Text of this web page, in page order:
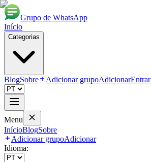
Grupo de WhatsApp
Início
Categorias
BlogSobre Adicionar grupoAdicionarEntrar
Menu
InícioBlogSobre
Adicionar grupoAdicionar
Idioma: